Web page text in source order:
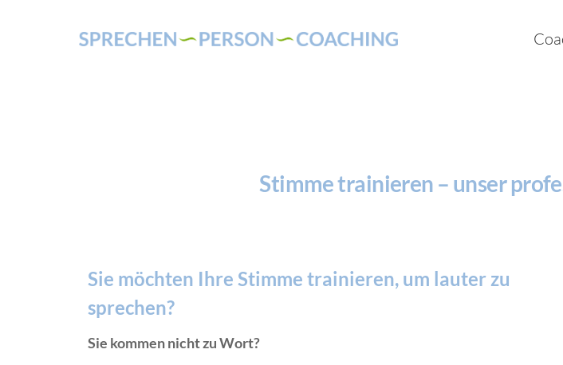
Stimme trainieren – unser
Sie möchten Ihre Stimme trainieren, um lauter zu
sprechen?
Sie kommen nicht zu Wort?